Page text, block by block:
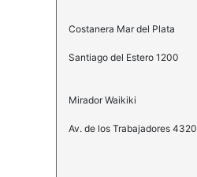
Costanera Mar del Plata
Santiago del Estero 1200
Mirador Waikiki
Av. de los Trabajadores 4320